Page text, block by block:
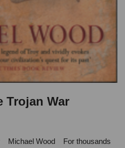
Trojan War
Michael Wood For thousands